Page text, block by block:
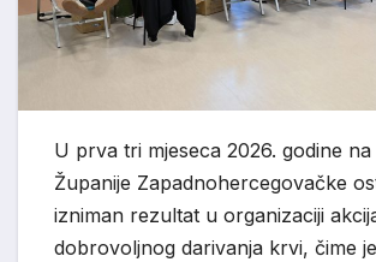
U prva tri mjeseca 2026. godine
Županije Zapadnohercegovačke
izniman rezultat u organizaciji
dobrovoljnog darivanja krvi, čime je